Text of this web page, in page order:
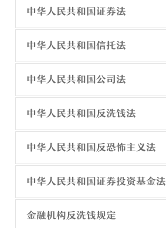
中华人民共和国证券法
中华人民共和国信托法
中华人民共和国公司法
中华人民共和国反洗钱法
中华人民共和国反恐怖主义法
中华人民共和国证券投资基金法
金融机构反洗钱规定